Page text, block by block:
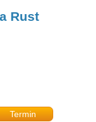
Rust
Termin